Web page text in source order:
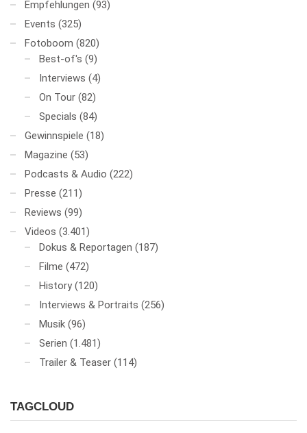
Empfehlungen (93)
Events (325)
Fotoboom (820)
Best-of's (9)
Interviews (4)
On Tour (82)
Specials (84)
Gewinnspiele (18)
Magazine (53)
Podcasts & Audio (222)
Presse (211)
Reviews (99)
Videos (3.401)
Dokus & Reportagen (187)
Filme (472)
History (120)
Interviews & Portraits (256)
Musik (96)
Serien (1.481)
Trailer & Teaser (114)
TAGCLOUD